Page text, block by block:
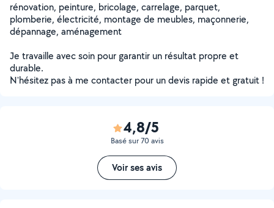
rénovation, peinture, bricolage, carrelage, parquet,
plomberie, électricité, montage de meubles, maçonnerie,
dépannage, aménagement
Je travaille avec soin pour garantir un résultat propre et
durable.
N'hésitez pas à me contacter pour un devis rapide et gratuit !
4,8/5
Basé sur 70 avis
Voir ses avis